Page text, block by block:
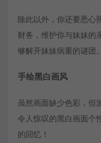
除此以外，你还要悉心
财务，维护你与妹妹
够解开妹妹病重的谜团。
手绘黑白画风
虽然画面缺少色彩，但
令人惊叹的黑白画面个
的回忆！